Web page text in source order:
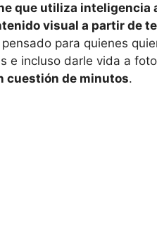
que utiliza inteligencia
visual a partir de
para quienes
e incluso darle vida a
cuestión de minutos.